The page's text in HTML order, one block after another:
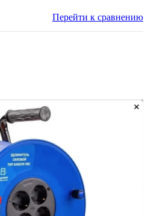
Перейти к сравнению